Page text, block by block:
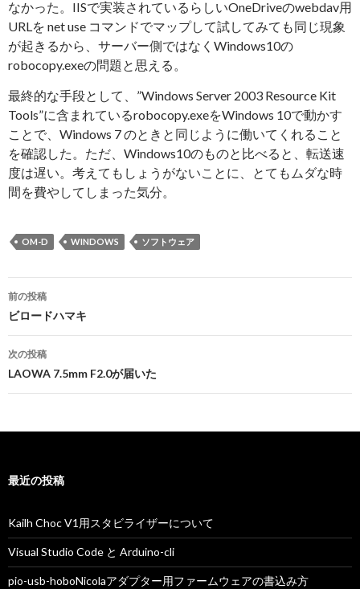
なかった。IISで実装されているらしいOneDriveのwebdav用
URLを net use コマンドでマップして試してみても同じ現象
が起きるから、サーバー側ではなくWindows10の
robocopy.exeの問題と思える。
最終的な手段として、”Windows Server 2003 Resource Kit
Tools”に含まれているrobocopy.exeをWindows 10で動かす
ことで、Windows 7 のときと同じように働いてくれること
を確認した。ただ、Windows10のものと比べると、転送速
度は遅い。考えてもしょうがないことに、とてもムダな時
間を費やしてしまった気分。
OM-D WINDOWS ソフトウェア
投
稿
ナ
ビ
ゲ
ー
ョ
ン
前の投稿
ビロードハマキ
次の投稿
LAOWA 7.5mm F2.0が届いた
最近の投稿
Kailh Choc V1用スタビライザーについて
Visual Studio Code と Arduino-cli
pio-usb-hoboNicolaアダプター用ファームウェアの書込み方